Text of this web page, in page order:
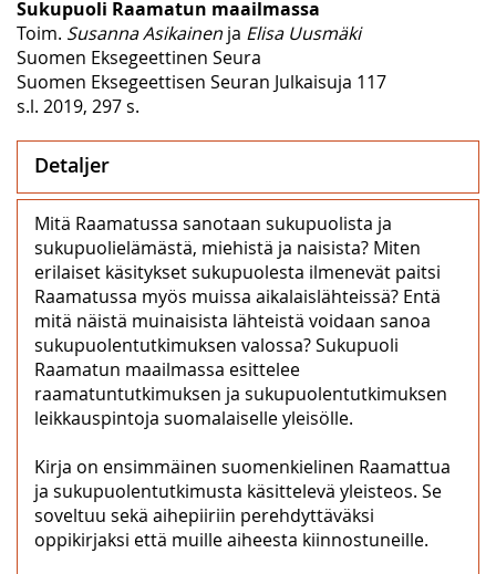
Sukupuoli Raamatun maailmassa
Toim. Susanna Asikainen ja Elisa Uusmäki
Suomen Eksegeettinen Seura
Suomen Eksegeettisen Seuran Julkaisuja 117
s.l. 2019, 297 s.
Detaljer
Mitä Raamatussa sanotaan sukupuolista ja
sukupuolielämästä, miehistä ja naisista? Miten
erilaiset käsitykset sukupuolesta ilmenevät paitsi
Raamatussa myös muissa aikalaislähteissä? Entä
mitä näistä muinaisista lähteistä voidaan sanoa
sukupuolentutkimuksen valossa? Sukupuoli
Raamatun maailmassa esittelee
raamatuntutkimuksen ja sukupuolentutkimuksen
leikkauspintoja suomalaiselle yleisölle.
Kirja on ensimmäinen suomenkielinen Raamattua
ja sukupuolentutkimusta käsittelevä yleisteos. Se
soveltuu sekä aihepiiriin perehdyttäväksi
oppikirjaksi että muille aiheesta kiinnostuneille.